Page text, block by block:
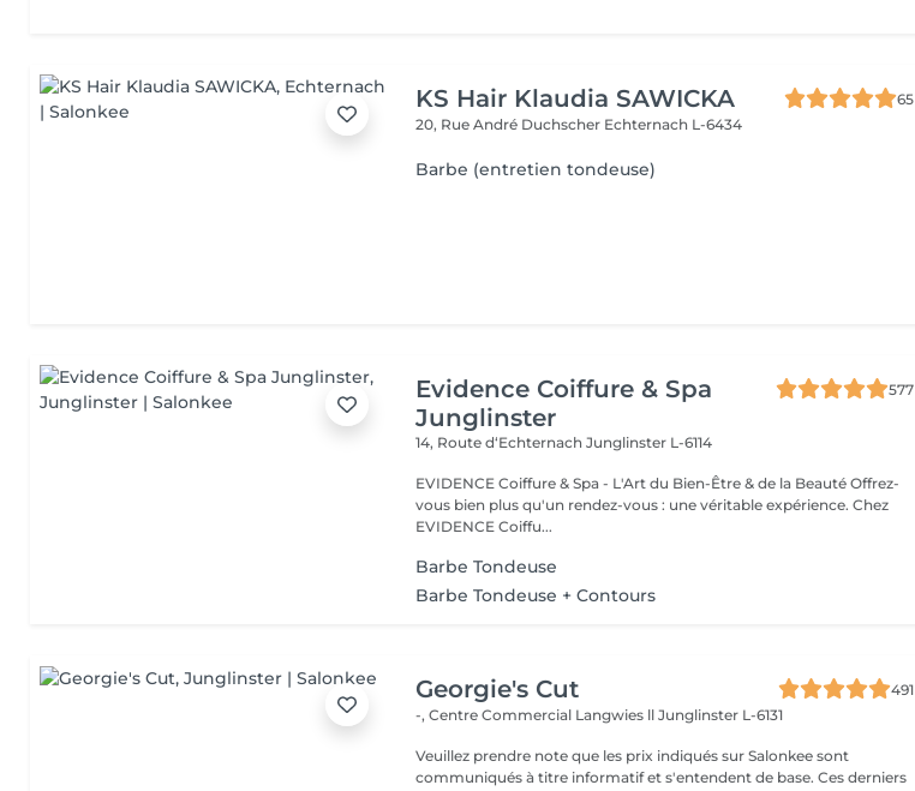
KS Hair Klaudia SAWICKA
65
20, Rue André Duchscher Echternach L-6434
Barbe (entretien tondeuse)
Evidence Coiffure & Spa
Junglinster
577
14, Route d‘EchternachJunglinster L-6114
EVIDENCE Coiffure & Spa - L'Art du Bien-Être & de la Beauté Offrez-
vous bien plus qu'un rendez-vous : une véritable expérience. Chez
EVIDENCE Coiffu...
Barbe Tondeuse
Barbe Tondeuse + Contours
Georgie's Cut
491
-, Centre Commercial Langwies llJunglinster L-6131
Veuillez prendre note que les prix indiqués sur Salonkee sont
communiqués à titre informatif et s'entendent de base. Ces derniers